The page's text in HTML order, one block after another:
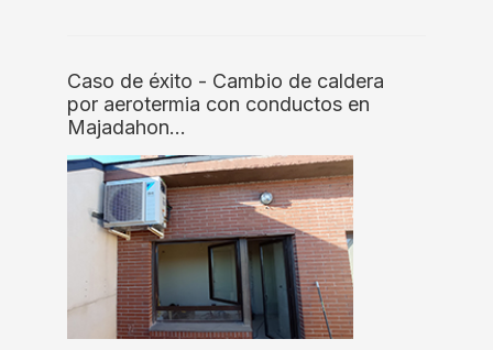
Caso de éxito - Cambio de caldera
por aerotermia con conductos en
Majadahon…